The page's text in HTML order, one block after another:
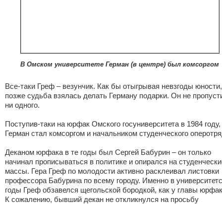
В Омском университете Герман (в центре) был комсоргом
Все-таки Греф – везунчик. Как бы отыгрывая невзгоды юности,
позже судьба взялась делать Герману подарки. Он не
ни одного.
Поступив-таки на юрфак Омского госуниверситета в 1984 году,
Герман стал комсоргом и начальником студенческого
Деканом юрфака в те годы был Сергей Бабурин – он только
начинал прописываться в политике и опирался на
массы. Гера Греф по молодости активно расклеивал листовки
профессора Бабурина по всему городу. Именно в
годы Греф обзавелся щегольской бородкой, как у главы
К сожалению, бывший декан не откликнулся на просьбу